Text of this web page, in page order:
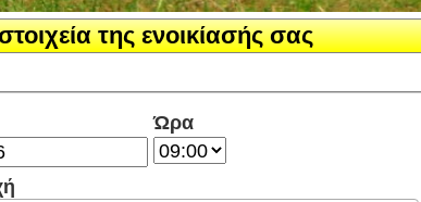
της ενοικίασής σας
Ώρα